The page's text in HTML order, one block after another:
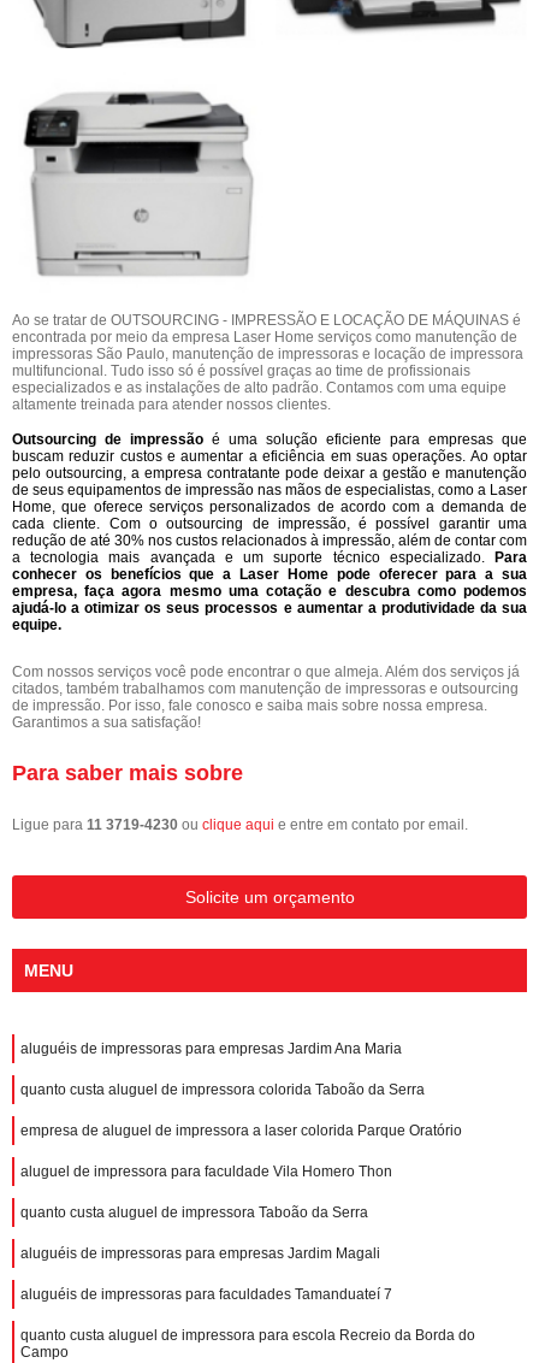
Ao se tratar de OUTSOURCING - IMPRESSÃO E LOCAÇÃO DE MÁQUINAS é
encontrada por meio da empresa Laser Home serviços como manutenção de
impressoras São Paulo, manutenção de impressoras e locação de impressora
multifuncional. Tudo isso só é possível graças ao time de profissionais
especializados e as instalações de alto padrão. Contamos com uma equipe
altamente treinada para atender nossos clientes.
Outsourcing de impressão é uma solução eficiente para empresas que
buscam reduzir custos e aumentar a eficiência em suas operações. Ao optar
pelo outsourcing, a empresa contratante pode deixar a gestão e manutenção
de seus equipamentos de impressão nas mãos de especialistas, como a Laser
Home, que oferece serviços personalizados de acordo com a demanda de
cada cliente. Com o outsourcing de impressão, é possível garantir uma
redução de até 30% nos custos relacionados à impressão, além de contar com
a tecnologia mais avançada e um suporte técnico especializado. Para
conhecer os benefícios que a Laser Home pode oferecer para a sua
empresa, faça agora mesmo uma cotação e descubra como podemos
ajudá-lo a otimizar os seus processos e aumentar a produtividade da sua
equipe.
Com nossos serviços você pode encontrar o que almeja. Além dos serviços já
citados, também trabalhamos com manutenção de impressoras e outsourcing
de impressão. Por isso, fale conosco e saiba mais sobre nossa empresa.
Garantimos a sua satisfação!
Para saber mais sobre
Ligue para 11 3719-4230 ou clique aqui e entre em contato por email.
Solicite um orçamento
MENU
aluguéis de impressoras para empresas Jardim Ana Maria
quanto custa aluguel de impressora colorida Taboão da Serra
empresa de aluguel de impressora a laser colorida Parque Oratório
aluguel de impressora para faculdade Vila Homero Thon
quanto custa aluguel de impressora Taboão da Serra
aluguéis de impressoras para empresas Jardim Magali
aluguéis de impressoras para faculdades Tamanduateí 7
quanto custa aluguel de impressora para escola Recreio da Borda do
Campo